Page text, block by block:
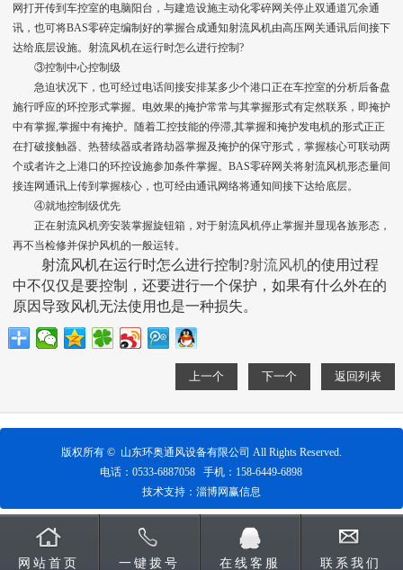
网打开传到车控室的电脑阳台，与建造设施主动化零碎网关停止双通道冗余通
讯，也可将BAS零碎定编制好的掌握合成通知射流风机由高压网关通讯后间接下
达给底层设施。射流风机在运行时怎么进行控制?
③控制中心控制级
急迫状况下，也可经过电话间接安排某多少个港口正在车控室的分析后备盘
施行呼应的环控形式掌握。电效果的掩护常常与其掌握形式有定然联系，即掩护
中有掌握,掌握中有掩护。随着工控技能的停滞,其掌握和掩护发电机的形式正正
在打破接触器、热替续器或者路劫器掌握及掩护的保守形式，掌握核心可联动两
个或者许之上港口的环控设施参加条件掌握。BAS零碎网关将射流风机形态量间
接连网通讯上传到掌握核心，也可经由通讯网络将通知间接下达给底层。
④就地控制级优先
正在射流风机旁安装掌握旋钮箱，对于射流风机停止掌握并显现各族形态，
再不当检修并保护风机的一般运转。
射流风机在运行时怎么进行控制?射流风机的使用过程
中不仅仅是要控制，还要进行一个保护，如果有什么外在的
原因导致风机无法使用也是一种损失。
上一个 下一个 返回列表
版权所有 © 山东环奥通风设备有限公司 All Rights Reserved.
电话：0533-6887058 手机： 158-6449-6898
技术支持： 淄博网赢信息
网站首页 一键拨号 在线客服 联系我们